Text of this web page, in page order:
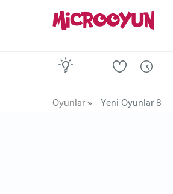
Oyunlar» Yeni Oyunlar 8